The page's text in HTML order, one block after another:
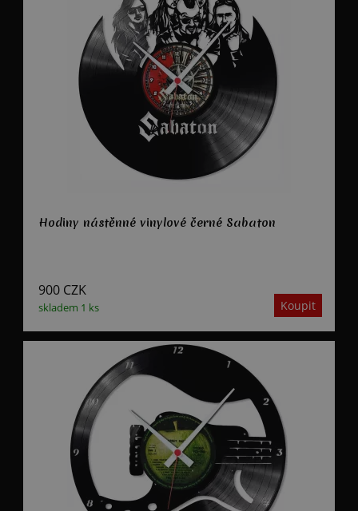
Hodiny nástěnné vinylové černé Sabaton
skladem 1 ks
900 CZK